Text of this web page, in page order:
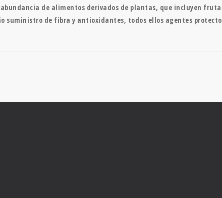
de alimentos derivados de plantas, que incluyen
suministro de fibra y antioxidantes, todos ellos agentes